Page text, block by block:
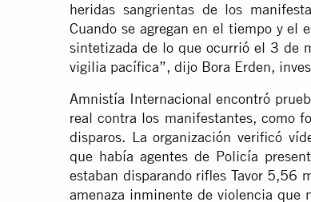
heridas sangrientas de los
Cuando se agregan en el tiempo y el
sintetizada de lo que ocurrió el 3 de
vigilia pacífica”, dijo Bora Erden,
Amnistía Internacional encontró
real contra los manifestantes, como
disparos. La organización verificó
que había agentes de Policía
estaban disparando rifles Tavor 5,56
amenaza inminente de violencia que